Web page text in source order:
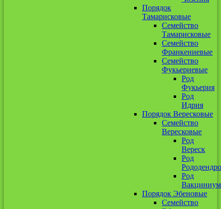
Порядок
Тамарисковые
Семейство
Тамарисковые
Семейство
Франкениевые
Семейство
Фукьериевые
Род
Фукьерия
Род
Идрия
Порядок Вересковые
Семейство
Вересковые
Род
Вереск
Род
Род
Вакциниум
Порядок Эбеновые
Семейство